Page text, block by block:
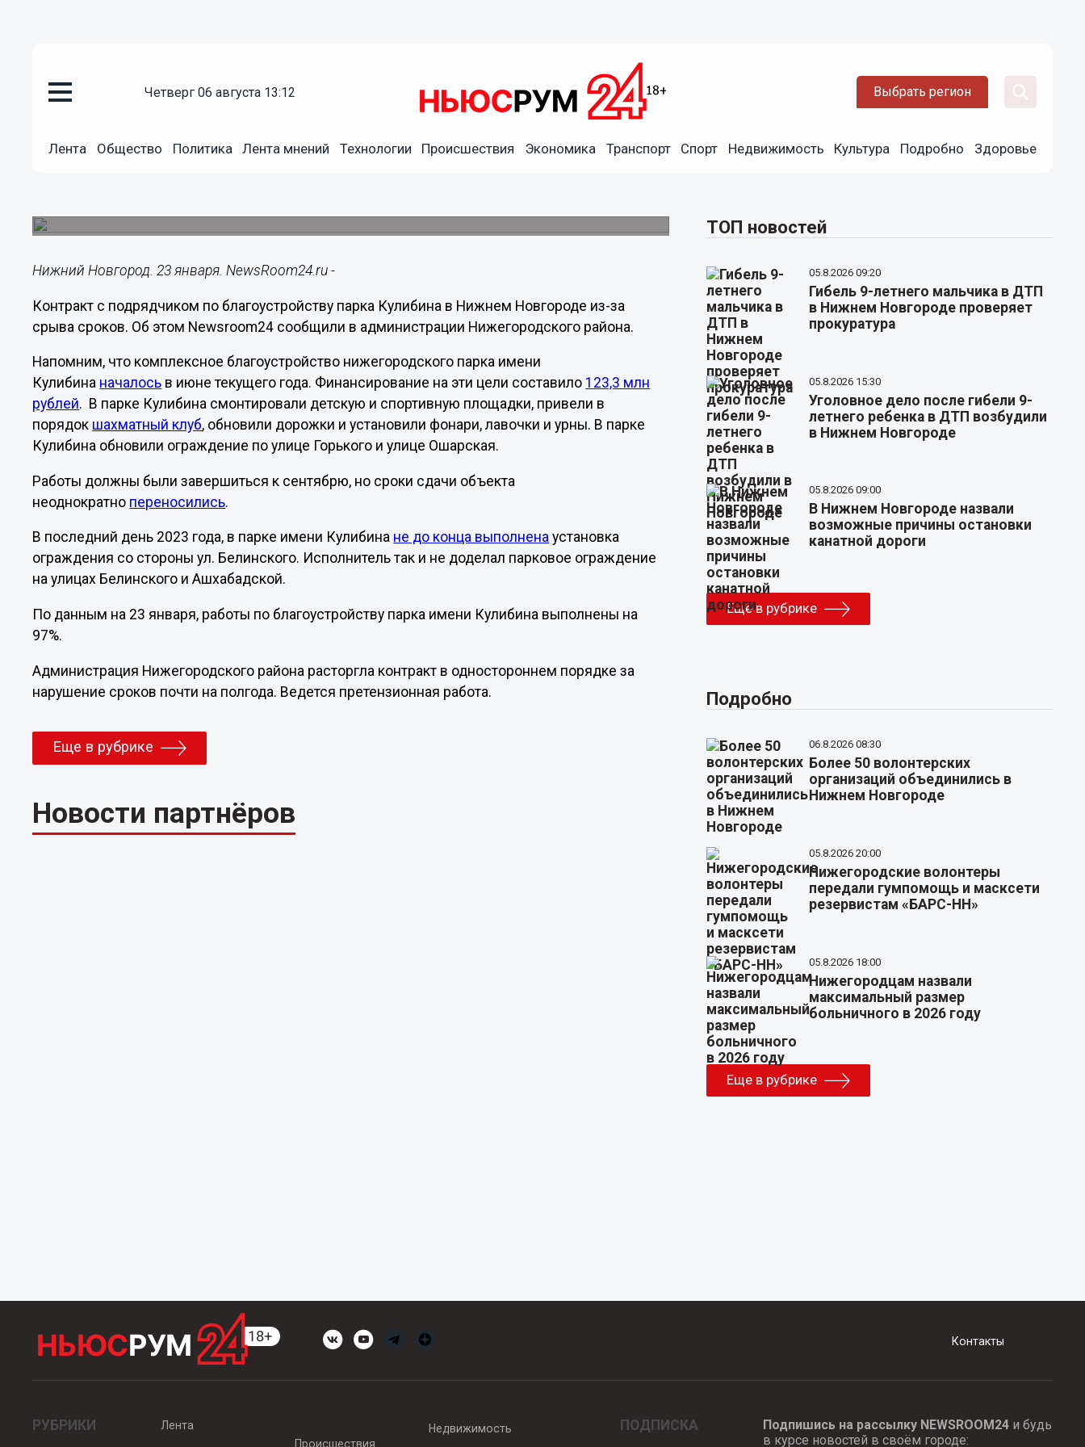
четверг 06 августа 13:12 Выбрать регион
Лента Общество Политика Лента мнений Технологии Происшествия Экономика Транспорт Спорт Недвижимость Культура Подробно Здоровье
Расторгнут контракт из-за затянувшегося благоустройства
Нижний Новгород. 23 января. NewsRoom24.ru -
Контракт с подрядчиком по благоустройству парка Кулибина в Нижнем Новгороде из-за
срыва сроков. Об этом Newsroom24 сообщили в администрации Нижегородского района.
Напомним, что комплексное благоустройство нижегородского парка имени
Кулибина началось в июне текущего года. Финансирование на эти цели составило 123,3 млн
рублей. В парке Кулибина смонтировали детскую и спортивную площадки, привели в
порядок шахматный клуб, обновили дорожки и установили фонари, лавочки и урны. В парке
Кулибина обновили ограждение по улице Горького и улице Ошарская.
Работы должны были завершиться к сентябрю, но сроки сдачи объекта
неоднократно переносились.
В последний день 2023 года, в парке имени Кулибина не до конца выполнена установка
ограждения со стороны ул. Белинского. Исполнитель так и не доделал парковое ограждение
на улицах Белинского и Ашхабадской.
По данным на 23 января, работы по благоустройству парка имени Кулибина выполнены на
97%.
Администрация Нижегородского района расторгла контракт в одностороннем порядке за
нарушение сроков почти на полгода. Ведется претензионная работа.
Еще в рубрике
Новости партнёров
ТОП новостей
05.8.2026 09:20
Гибель 9-летнего мальчика в ДТП
в Нижнем Новгороде проверяет
прокуратура
05.8.2026 15:30
Уголовное дело после гибели 9-
летнего ребенка в ДТП возбудили
в Нижнем Новгороде
05.8.2026 09:00
В Нижнем Новгороде назвали
возможные причины остановки
канатной дороги
Еще в рубрике
Подробно
06.8.2026 08:30
Более 50 волонтерских
организаций объединились в
Нижнем Новгороде
05.8.2026 20:00
Нижегородские волонтеры
передали гумпомощь и масксети
резервистам «БАРС-НН»
05.8.2026 18:00
Нижегородцам назвали
максимальный размер
больничного в 2026 году
Еще в рубрике
Контакты
РУБРИКИ
Лента
Происшествия
Недвижимость ПОДПИСКА Подпишись на рассылку NEWSROOM24и будь
в курсе новостей в своём городе: